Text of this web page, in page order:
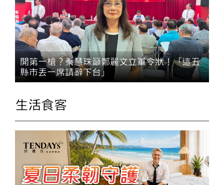
開第一槍？秦慧珠籲鄭麗文立軍令狀！「這五
縣市丟一席請辭下台」
生活食客